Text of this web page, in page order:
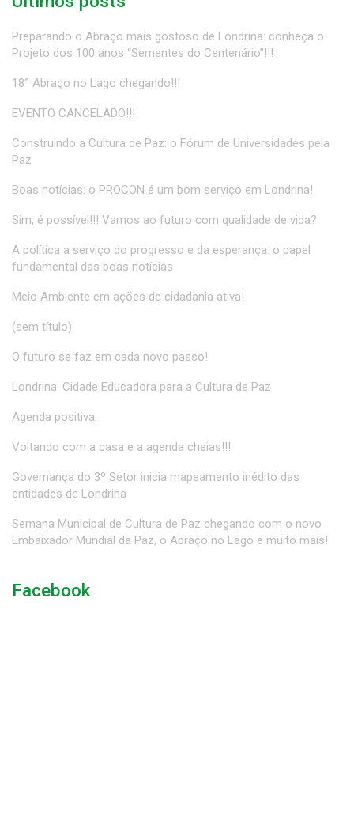
Preparando o Abraço mais gostoso de Londrina: conheça o
Projeto dos 100 anos “Sementes do Centenário”!!!
18° Abraço no Lago chegando!!!
EVENTO CANCELADO!!!
Construindo a Cultura de Paz: o Fórum de Universidades pela
Paz
Boas notícias: o PROCON é um bom serviço em Londrina!
Sim, é possível!!! Vamos ao futuro com qualidade de vida?
A política a serviço do progresso e da esperança: o papel
fundamental das boas notícias
Meio Ambiente em ações de cidadania ativa!
(sem título)
O futuro se faz em cada novo passo!
Londrina: Cidade Educadora para a Cultura de Paz
Agenda positiva:
Voltando com a casa e a agenda cheias!!!
Governança do 3º Setor inicia mapeamento inédito das
entidades de Londrina
Semana Municipal de Cultura de Paz chegando com o novo
Embaixador Mundial da Paz, o Abraço no Lago e muito mais!
Facebook